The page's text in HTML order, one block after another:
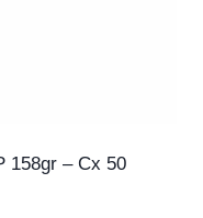
158gr – Cx 50